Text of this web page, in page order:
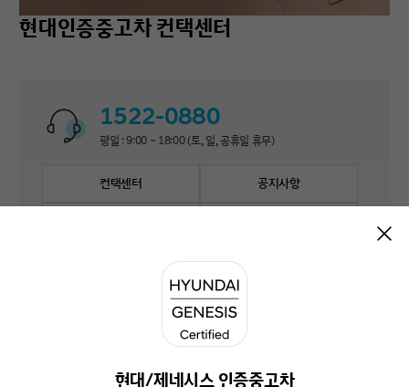
현대인증중고차 컨택센터
1522-0880
평일 : 9:00 ~ 18:00 (토, 일, 공휴일 휴무)
컨택센터 공지사항
현대/제네시스 인증중고차